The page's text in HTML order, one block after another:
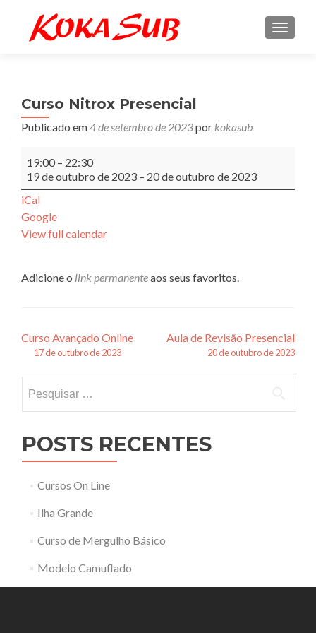
Curso Nitrox Presencial
Publicado em4 de setembro de 2023por kokasub
Nitrox
Presencial
19:00 – 22:30
19 de outubro de 2023 – 20 de outubro de 2023
iCal
Google
View full calendar
Adicione o link permanenteaos seus favoritos.
Navegação
posts
Curso Avançado Online
17 de outubro de 2023
Aula de Revisão Presencial
20 de outubro de 2023
por:
POSTS RECENTES
Cursos On Line
Ilha Grande
Curso de Mergulho Básico
Modelo Camuflado